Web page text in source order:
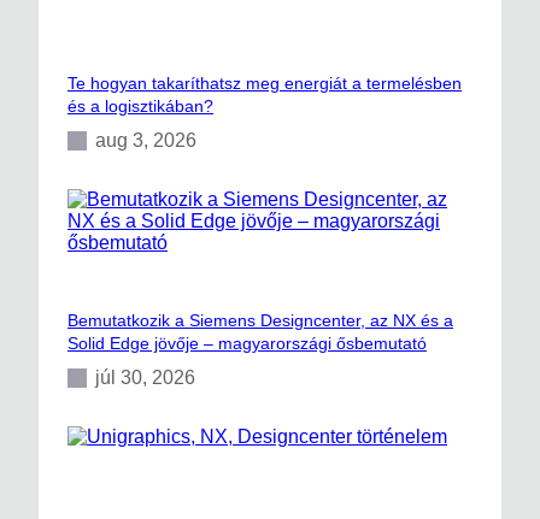
Te hogyan takaríthatsz meg energiát a termelésben
és a logisztikában?
aug 3, 2026
Bemutatkozik a Siemens Designcenter, az NX és a
Solid Edge jövője – magyarországi ősbemutató
júl 30, 2026